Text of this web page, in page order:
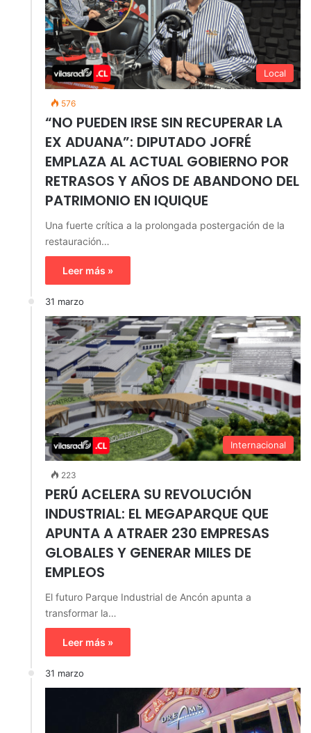
Local
576
“NO PUEDEN IRSE SIN RECUPERAR LA
EX ADUANA”: DIPUTADO JOFRÉ
EMPLAZA AL ACTUAL GOBIERNO POR
RETRASOS Y AÑOS DE ABANDONO DEL
PATRIMONIO EN IQUIQUE
Una fuerte crítica a la prolongada postergación de la
restauración…
Leer más »
31 marzo
Internacional
223
PERÚ ACELERA SU REVOLUCIÓN
INDUSTRIAL: EL MEGAPARQUE QUE
APUNTA A ATRAER 230 EMPRESAS
GLOBALES Y GENERAR MILES DE
EMPLEOS
El futuro Parque Industrial de Ancón apunta a
transformar la…
Leer más »
31 marzo